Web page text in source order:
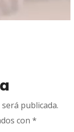
publicada.
con*